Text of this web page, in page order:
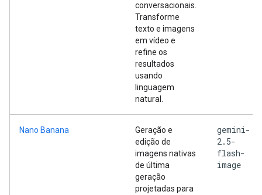
conversacionais.
Transforme
texto e imagens
em vídeo e
refine os
resultados
usando
linguagem
natural.
Nano Banana
Geração e
edição de
imagens nativas
de última
geração
projetadas para
gemini-
2.5-
flash-
image